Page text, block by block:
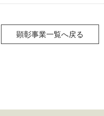
顕彰事業一覧へ戻る